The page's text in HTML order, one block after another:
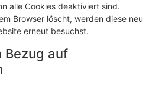
alle Cookies deaktiviert sind.
Browser löscht, werden diese neu
erneut besuchst.
Bezug auf